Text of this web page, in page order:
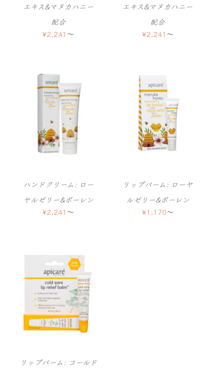
エキス&マヌカハニー
配合
¥2,241 〜
エキス&マヌカハニー
配合
¥2,241 〜
ハンドクリーム: ロー
ヤルゼリー&ポーレン
¥2,241 〜
リップバーム: ローヤ
ルゼリー&ポーレン
¥1,170〜
リップバーム: コールド